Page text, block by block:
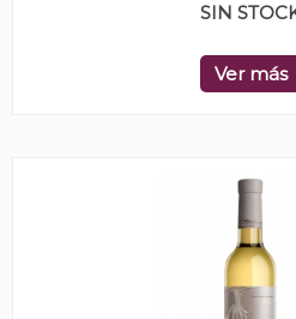
SIN
Ver más